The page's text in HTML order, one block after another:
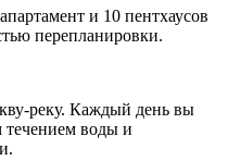
и 10 пентхаусов
перепланировки.
реку. Каждый день вы
течением воды и